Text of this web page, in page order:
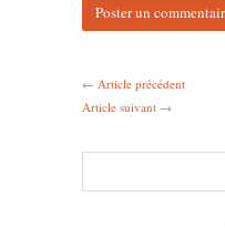
← Article précédent
Article suivant →